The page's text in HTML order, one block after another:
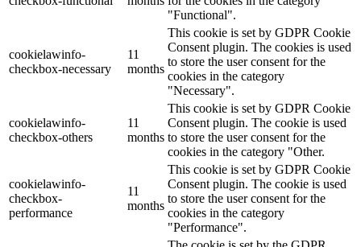
"Functional".
cookielawinfo-
checkbox-necessary
11
months
This cookie is set by GDPR Cookie
Consent plugin. The cookies is used
to store the user consent for the
cookies in the category
"Necessary".
cookielawinfo-
checkbox-others
11
months
This cookie is set by GDPR Cookie
Consent plugin. The cookie is used
to store the user consent for the
cookies in the category "Other.
cookielawinfo-
checkbox-
performance
11
months
This cookie is set by GDPR Cookie
Consent plugin. The cookie is used
to store the user consent for the
cookies in the category
"Performance".